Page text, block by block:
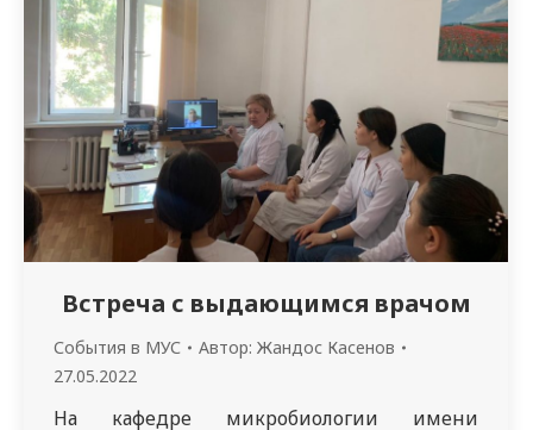
рамках реализации мероприятий,
посвященных Году ребенка…
Встреча с выдающимся врачом
События в МУС Автор: Жандос Касенов
27.05.2022
На кафедре микробиологии имени